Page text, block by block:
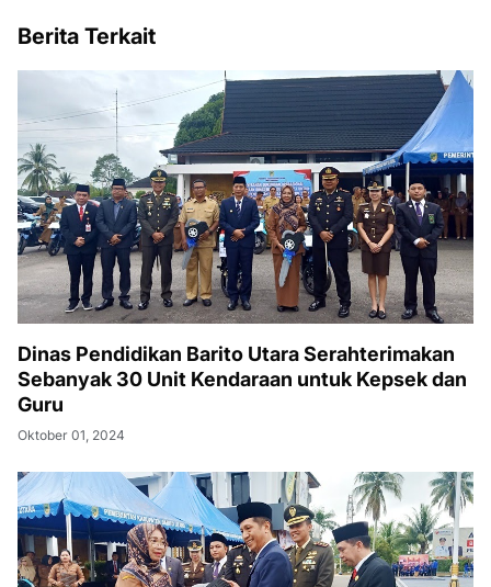
Berita Terkait
Dinas Pendidikan Barito Utara Serahterimakan
Sebanyak 30 Unit Kendaraan untuk Kepsek dan
Guru
Oktober 01, 2024